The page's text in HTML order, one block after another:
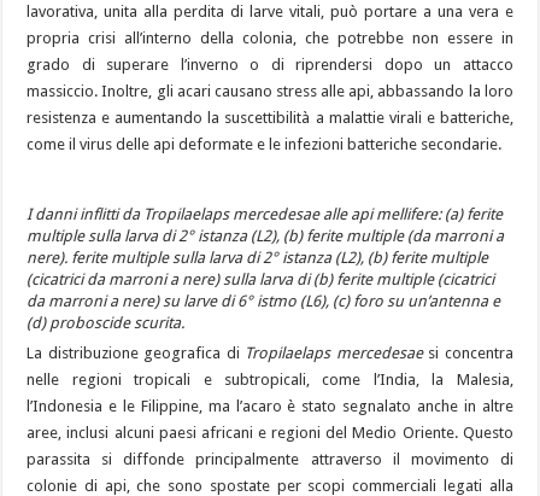
lavorativa, unita alla perdita di larve vitali, può portare a una vera e
propria crisi all’interno della colonia, che potrebbe non essere in
grado di superare l’inverno o di riprendersi dopo un attacco
massiccio. Inoltre, gli acari causano stress alle api, abbassando la loro
resistenza e aumentando la suscettibilità a malattie virali e batteriche,
come il virus delle api deformate e le infezioni batteriche secondarie.
I danni inflitti da Tropilaelaps mercedesae alle api mellifere: (a) ferite
multiple sulla larva di 2° istanza (L2), (b) ferite multiple (da marroni a
nere). ferite multiple sulla larva di 2° istanza (L2), (b) ferite multiple
(cicatrici da marroni a nere) sulla larva di (b) ferite multiple (cicatrici
da marroni a nere) su larve di 6° istmo (L6), (c) foro su un’antenna e
(d) proboscide scurita.
La distribuzione geografica di Tropilaelaps mercedesaesi concentra
nelle regioni tropicali e subtropicali, come l’India, la Malesia,
l’Indonesia e le Filippine, ma l’acaro è stato segnalato anche in altre
aree, inclusi alcuni paesi africani e regioni del Medio Oriente. Questo
parassita si diffonde principalmente attraverso il movimento di
colonie di api, che sono spostate per scopi commerciali legati alla